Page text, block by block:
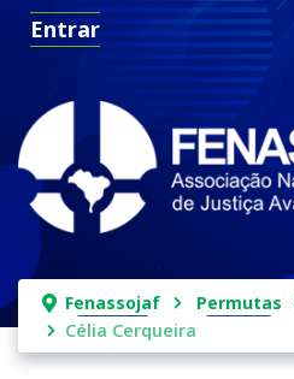
Entrar
Fenassojaf Permutas
Célia Cerqueira